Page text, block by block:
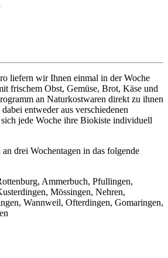
liefern wir Ihnen einmal in der Woche
frischem Obst, Gemüse, Brot, Käse und
an Naturkostwaren direkt zu ihnen
entweder aus verschiedenen
jede Woche ihre Biokiste individuell
drei Wochentagen in das folgende
Ammerbuch, Pfullingen,
Mössingen, Nehren,
Wannweil, Ofterdingen, Gomaringen,